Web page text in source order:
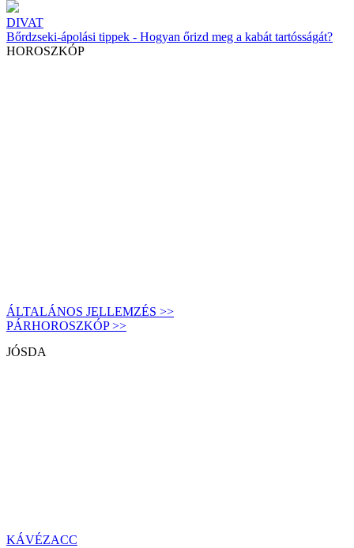
DIVAT
Bőrdzseki-ápolási tippek - Hogyan őrizd meg a kabát tartósságát?
HOROSZKÓP
ÁLTALÁNOS JELLEMZÉS >>
PÁRHOROSZKÓP >>
JÓSDA
KÁVÉZACC